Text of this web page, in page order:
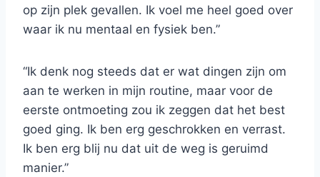
op zijn plek gevallen. Ik voel me heel goed over
waar ik nu mentaal en fysiek ben.”
“Ik denk nog steeds dat er wat dingen zijn om
aan te werken in mijn routine, maar voor de
eerste ontmoeting zou ik zeggen dat het best
goed ging. Ik ben erg geschrokken en verrast.
Ik ben erg blij nu dat uit de weg is geruimd
manier.”